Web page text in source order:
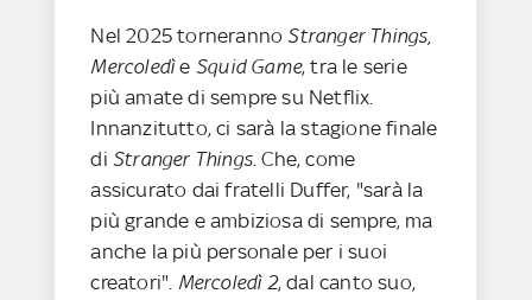
Nel 2025 torneranno Stranger Things,
Mercoledìe Squid Game, tra le serie
più amate di sempre su Netflix.
Innanzitutto, ci sarà la stagione finale
diStranger Things. Che, come
assicurato dai fratelli Duffer, "sarà la
più grande e ambiziosa di sempre, ma
anche la più personale per i suoi
creatori". Mercoledì 2, dal canto suo,